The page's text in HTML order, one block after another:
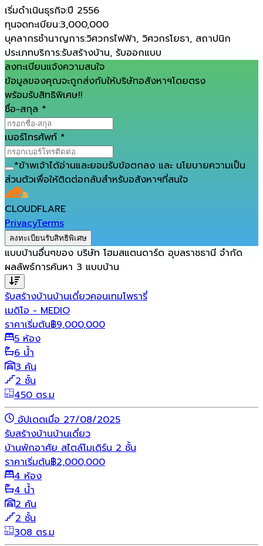
เริ่มดำเนินธุรกิจ:ปี 2556
ทุนจดทะเบียน:3,000,000
บุคลากรชำนาญการ:วิศวกรไฟฟ้า, วิศวกรโยธา, สถาปนิก
ประเภทบริการ:รับสร้างบ้าน, รับออกแบบ
ลงทะเบียนแจ้งความสนใจ
ข้อมูลของคุณจะถูกส่งกับให้บริษัทอสังหาฯโดยตรง
พร้อมรับสิทธิพิเศษ!!
ชื่อ-สกุล *
เบอร์โทรศัพท์ *
*ข้าพเจ้าได้อ่านและยอมรับข้อตกลง และ นโยบายความเป็น
ส่วนตัวเพื่อให้ติดต่อกลับสำหรับอสังหาฯที่สนใจ
CLOUDFLARE
PrivacyTerms
ลงทะเบียนรับสิทธิพิเศษ
แบบบ้านอื่นๆของ บริษัท โฮมสแตนดาร์ด อุบลราชธานี จำกัด
ผลลัพธ์การค้นหา 3 แบบบ้าน
รับสร้างบ้านบ้านเดี่ยวคอนเทมโพรารี่
เมดิโอ - MEDIO
ราคาเริ่มต้น฿9,000,000
5 ห้อง
6 น้ำ
3 คัน
2 ชั้น
450 ตร.ม
อัปเดตเมื่อ 27/08/2025
รับสร้างบ้านบ้านเดี่ยว
บ้านพักอาศัย สไตล์โมเดิร์น 2 ชั้น
ราคาเริ่มต้น฿2,000,000
4 ห้อง
4 น้ำ
2 คัน
2 ชั้น
308 ตร.ม